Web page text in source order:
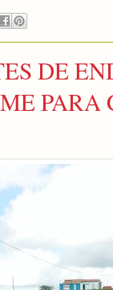
DE
PARA